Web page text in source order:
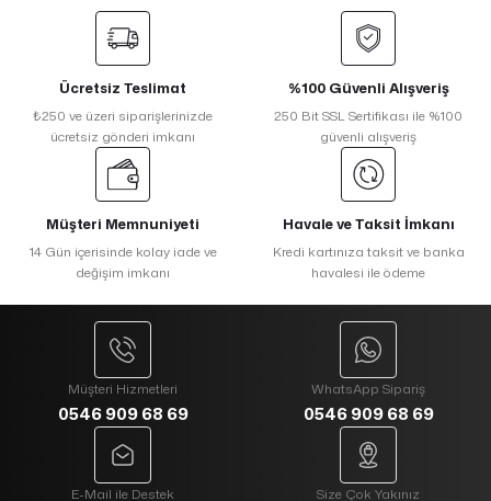
Ücretsiz Teslimat
₺250 ve üzeri siparişlerinizde
ücretsiz gönderi imkanı
%100 Güvenli Alışveriş
250 Bit SSL Sertifikası ile %100
güvenli alışveriş
Müşteri Memnuniyeti
14 Gün içerisinde kolay iade ve
değişim imkanı
Havale ve Taksit İmkanı
Kredi kartınıza taksit ve banka
havalesi ile ödeme
Müşteri Hizmetleri
0546 909 68 69
WhatsApp Sipariş
0546 909 68 69
E-Mail ile Destek Size Çok Yakınız